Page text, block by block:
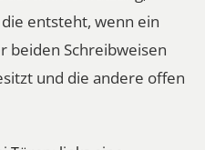
die entsteht, wenn ein
beiden Schreibweisen
und die andere offen